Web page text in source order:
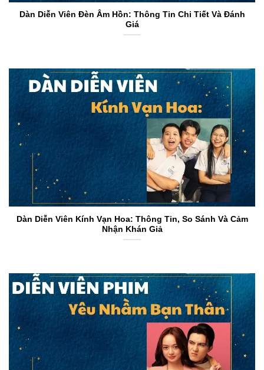
Dàn Diễn Viên Đèn Âm Hồn: Thông Tin Chi Tiết Và Đánh
Giá
Dàn Diễn Viên Kính Vạn Hoa: Thông Tin, So Sánh Và Cảm
Nhận Khán Giả